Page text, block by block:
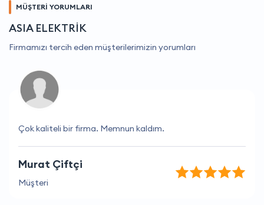
MÜŞTERİ YORUMLARI
ASIA ELEKTRİK
Firmamızı tercih eden müşterilerimizin yorumları
Çok kaliteli bir firma. Memnun kaldım.
Murat Çiftçi
Müşteri